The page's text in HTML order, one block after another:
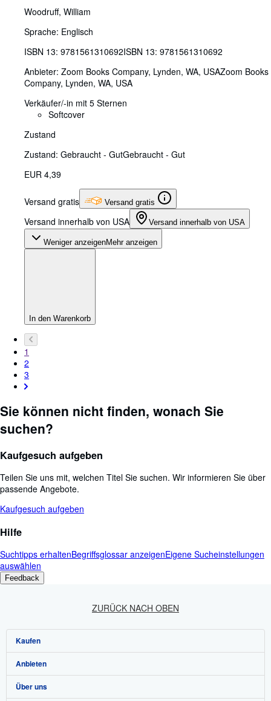
Woodruff, William
Sprache: Englisch
ISBN 13: 9781561310692ISBN 13: 9781561310692
Anbieter: Zoom Books Company, Lynden, WA, USAZoom Books
Company, Lynden, WA, USA
Verkäufer/-in mit 5 Sternen
Softcover
Zustand
Zustand: Gebraucht - GutGebraucht - Gut
EUR 4,39
Versand gratis Versand gratis
Versand innerhalb von USA Versand innerhalb von USA
Weniger anzeigenMehr anzeigen
In den Warenkorb
1
2
3
Sie können nicht finden, wonach Sie
suchen?
Kaufgesuch aufgeben
Teilen Sie uns mit, welchen Titel Sie suchen. Wir informieren Sie über
passende Angebote.
Kaufgesuch aufgeben
Hilfe
Suchtipps erhaltenBegriffsglossar anzeigenEigene Sucheinstellungen
auswählen
Feedback
ZURÜCK NACH OBEN
Kaufen
Detailsuche
Sammlungen
Anbieten
Verkäufer werden
Über uns